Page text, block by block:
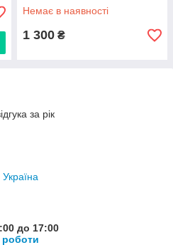
Немає в наявності
1 300 ₴
за рік
до 17:00
роботи